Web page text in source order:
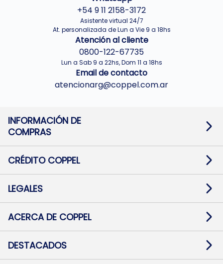
+54 9 11 2158-3172
Asistente virtual 24/7
At. personalizada de Lun a Vie 9 a 18hs
Atención al cliente
0800-122-67735
Lun a Sab 9 a 22hs, Dom 11 a 18hs
Email de contacto
atencionarg@coppel.com.ar
INFORMACIÓN DE
COMPRAS
Términos y condiciones
Botón de arrepentimiento
Mapa de sitio
CRÉDITO COPPEL
Solicitar Crédito
Medios de Pago
Pago Fácil Online
LEGALES
Baja contratos
Defensa al consumidor CABA
ACERCA DE COPPEL
Trabajá con Nosotros
Preguntas Frecuentes
DESTACADOS